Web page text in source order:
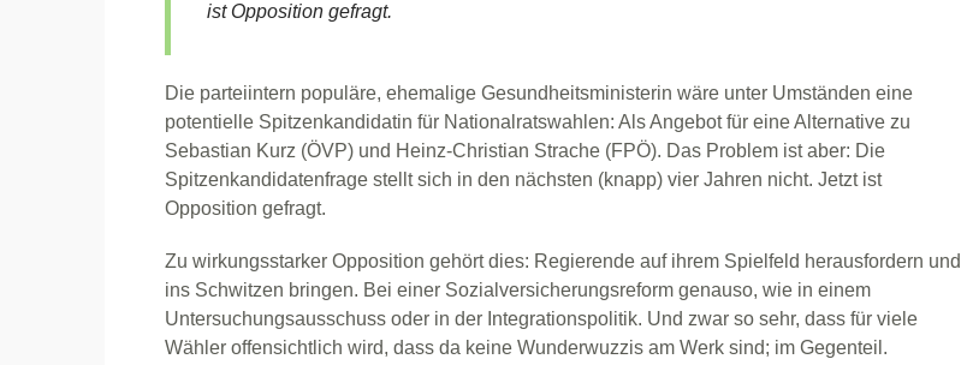
ist Opposition gefragt.
Die parteiintern populäre, ehemalige Gesundheitsministerin wäre unter Umständen eine
potentielle Spitzenkandidatin für Nationalratswahlen: Als Angebot für eine Alternative zu
Sebastian Kurz (ÖVP) und Heinz-Christian Strache (FPÖ). Das Problem ist aber: Die
Spitzenkandidatenfrage stellt sich in den nächsten (knapp) vier Jahren nicht. Jetzt ist
Opposition gefragt.
Zu wirkungsstarker Opposition gehört dies: Regierende auf ihrem Spielfeld herausfordern und
ins Schwitzen bringen. Bei einer Sozialversicherungsreform genauso, wie in einem
Untersuchungsausschuss oder in der Integrationspolitik. Und zwar so sehr, dass für viele
Wähler offensichtlich wird, dass da keine Wunderwuzzis am Werk sind; im Gegenteil.